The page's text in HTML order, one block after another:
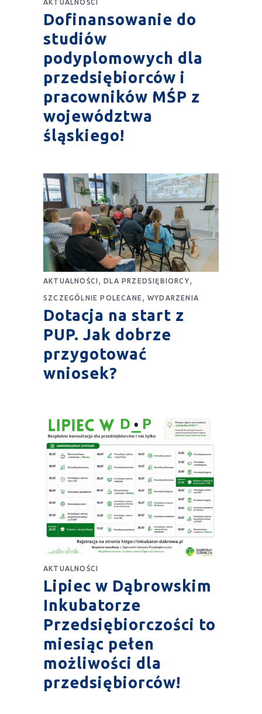
AKTUALNOŚCI
Dofinansowanie do
studiów
podyplomowych dla
przedsiębiorców i
pracowników MŚP z
województwa
śląskiego!
AKTUALNOŚCI ,DLA PRZEDSIĘBIORCY,
SZCZEGÓLNIE POLECANE , WYDARZENIA
Dotacja na start z
PUP. Jak dobrze
przygotować
wniosek?
AKTUALNOŚCI
Lipiec w Dąbrowskim
Inkubatorze
Przedsiębiorczości to
miesiąc pełen
możliwości dla
przedsiębiorców!